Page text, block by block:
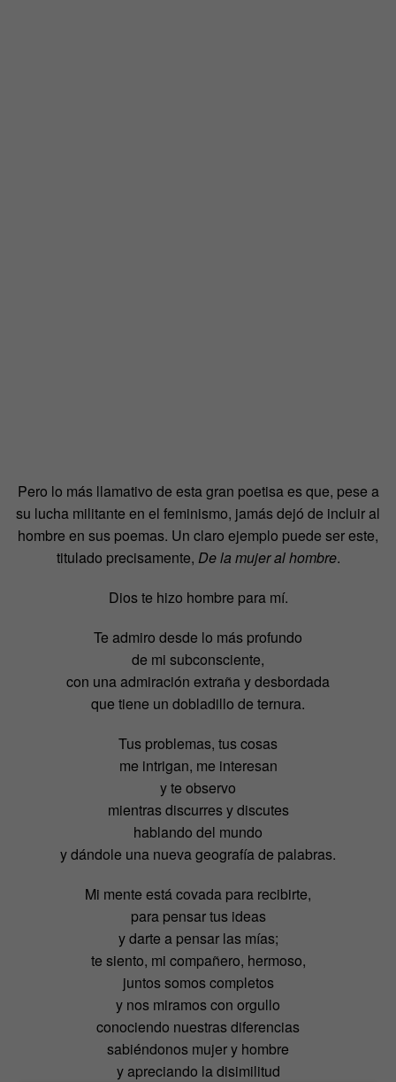
Pero lo más llamativo de esta gran poetisa es que, pese a
su lucha militante en el feminismo, jamás dejó de incluir al
hombre en sus poemas. Un claro ejemplo puede ser este,
titulado precisamente, De la mujer al hombre.
Dios te hizo hombre para mí.
Te admiro desde lo más profundo
de mi subconsciente,
con una admiración extraña y desbordada
que tiene un dobladillo de ternura.
Tus problemas, tus cosas
me intrigan, me interesan
y te observo
mientras discurres y discutes
hablando del mundo
y dándole una nueva geografía de palabras.
Mi mente está covada para recibirte,
para pensar tus ideas
y darte a pensar las mías;
te siento, mi compañero, hermoso,
juntos somos completos
y nos miramos con orgullo
conociendo nuestras diferencias
sabiéndonos mujer y hombre
y apreciando la disimilitud